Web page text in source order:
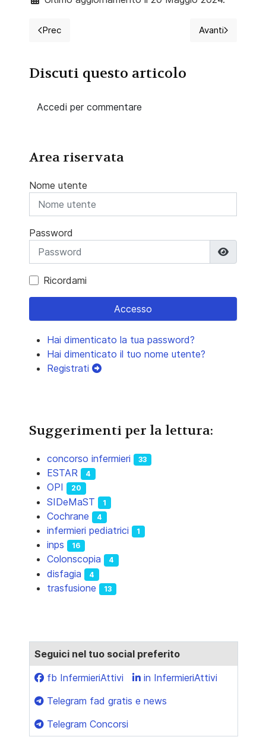
Articolo precedente: Infermieri: idee regalo natalizie
Prec Articolo
Avanti
Discuti questo articolo
Accedi per commentare
Area riservata
Nome utente
Password
Ricordami
Accesso
Hai dimenticato la tua password?
Hai dimenticato il tuo nome utente?
Registrati
Suggerimenti per la lettura:
concorso infermieri 33
ESTAR 4
OPI 20
SIDeMaST 1
Cochrane 4
infermieri pediatrici 1
inps 16
Colonscopia 4
disfagia 4
trasfusione 13
Seguici nel tuo social preferito
fb InfermieriAttivi
in InfermieriAttivi
Telegram fad gratis e news
Telegram Concorsi